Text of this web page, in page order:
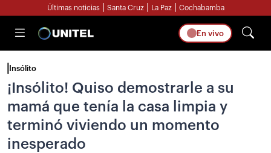
Últimas noticias Santa Cruz La Paz Cochabamba
En vivo
Insólito
¡Insólito! Quiso demostrarle a su
mamá que tenía la casa limpia y
terminó viviendo un momento
inesperado